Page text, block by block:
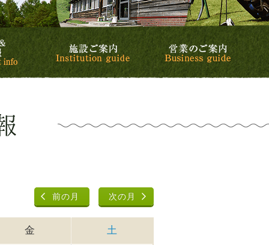
スケジュール&イベント情報施設ご案内 営業の
ントリークラブ
次の月
前の月
金 土